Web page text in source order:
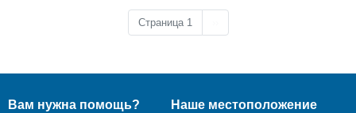
Страница 1
Вам нужна помощь? Наше местоположение